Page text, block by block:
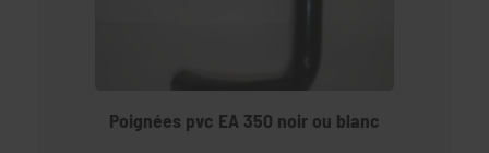
Poignées pvc EA 350 noir ou blanc